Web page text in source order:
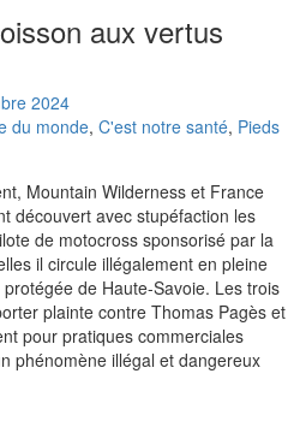
aux vertus
2024
du monde, C'est notre santé, Pieds
Mountain Wilderness et France
découvert avec stupéfaction les
de motocross sponsorisé par la
il circule illégalement en pleine
de Haute-Savoie. Les trois
plainte contre Thomas Pagès et
pour pratiques commerciales
phénomène illégal et dangereux